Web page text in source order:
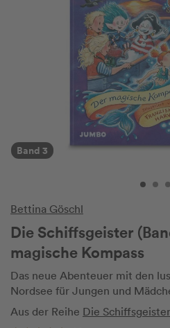
Band 3
Bettina Göschl
Die Schiffsgeister
magische Kompass
Das neue Abenteuer mit den
Nordsee für Jungen und
Aus der Reihe Die Schiffsgeister